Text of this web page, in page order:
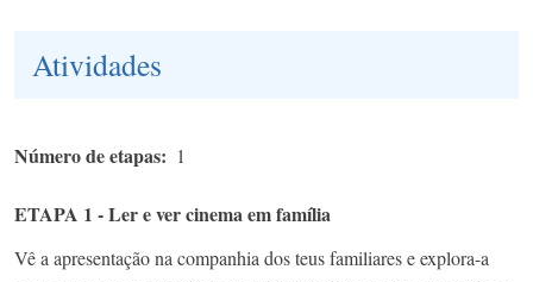
Atividades
Número de etapas 1
ETAPA 1 - Ler e ver cinema em família
Vê a apresentação na companhia dos teus familiares e explora-a